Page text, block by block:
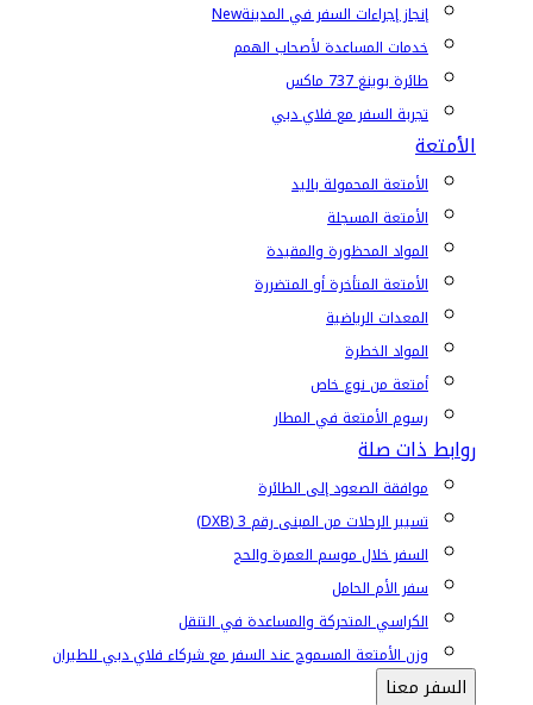
إنجاز إجراءات السفر في المدينةNew
خدمات المساعدة لأصحاب الهمم
طائرة بوينغ 737 ماكس
تجربة السفر مع فلاي دبي
الأمتعة
الأمتعة المحمولة باليد
الأمتعة المسجلة
المواد المحظورة والمقيدة
الأمتعة المتأخرة أو المتضررة
المعدات الرياضية
المواد الخطرة
أمتعة من نوع خاص
رسوم الأمتعة في المطار
روابط ذات صلة
موافقة الصعود إلى الطائرة
تسيير الرحلات من المبنى رقم 3 (DXB)
السفر خلال موسم العمرة والحج
سفر الأم الحامل
الكراسي المتحركة والمساعدة في التنقل
وزن الأمتعة المسموح عند السفر مع شركاء فلاي دبي للطيران
السفر معنا